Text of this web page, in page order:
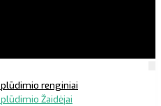
renginiai
Žaidėjai